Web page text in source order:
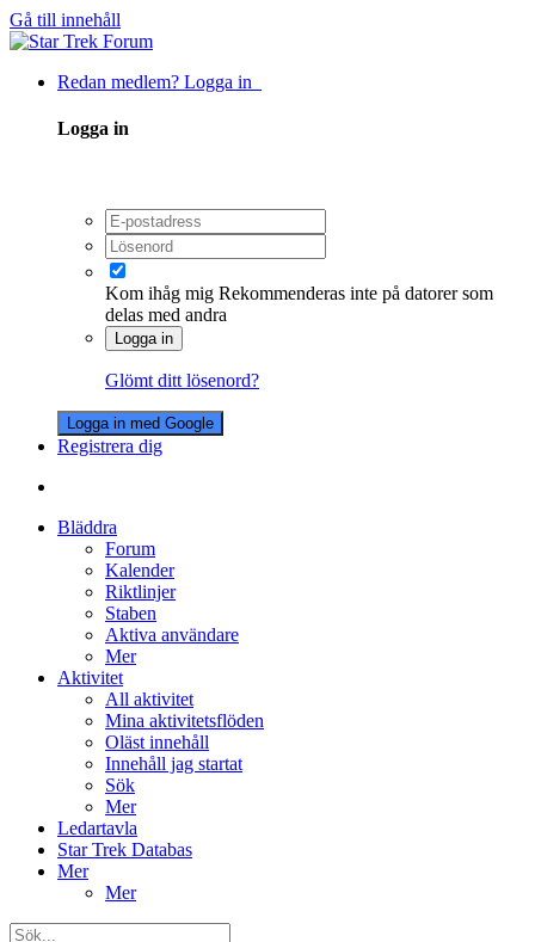
Gå till innehåll
Redan medlem? Logga in
Logga in
Kom ihåg mig Rekommenderas inte på datorer som
delas med andra
Logga in
Glömt ditt lösenord?
Logga in med Google
Registrera dig
Bläddra
Forum
Kalender
Riktlinjer
Staben
Aktiva användare
Mer
Aktivitet
All aktivitet
Mina aktivitetsflöden
Oläst innehåll
Innehåll jag startat
Sök
Mer
Ledartavla
Star Trek Databas
Mer
Mer